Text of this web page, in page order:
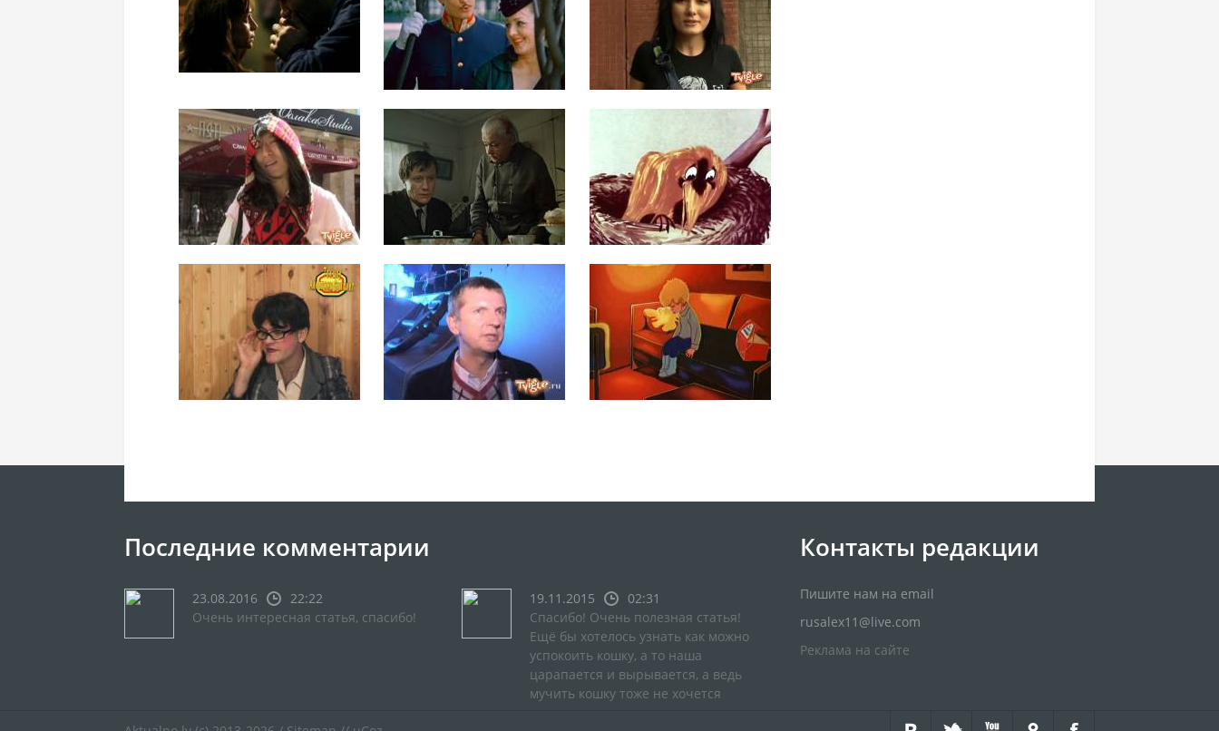
Последние комментарии
23.08.2016
22:22
Очень интересная статья, спасибо!
19.11.2015
02:31
Спасибо! Очень полезная статья!
Ещё бы хотелось узнать как можно
успокоить кошку, а то наша
царапается и вырывается, а ведь
мучить кошку тоже не хочется
Контакты редакции
Пишите нам на email
rusalex11@live.com
Реклама на сайте